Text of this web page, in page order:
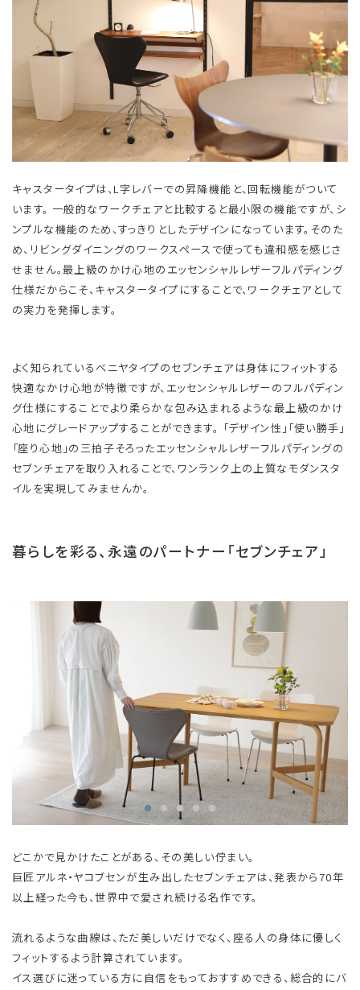
キャスタータイプは、L字レバーでの昇降機能と、回転機能がついて
います。 一般的なワークチェアと比較すると最小限の機能ですが、シ
ンプルな機能のため、すっきりとしたデザインになっています。そのた
め、リビングダイニングのワークスペースで使っても違和感を感じさ
せません。 ​​最上級のかけ心地のエッセンシャルレザーフルパディング
仕様だからこそ、キャスタータイプにすることで、ワークチェアとして
の実力を発揮します。
よく知られているベニヤタイプのセブンチェアは身体にフィットする
快適なかけ心地が特徴ですが、エッセンシャルレザーのフルパディン
グ仕様にすることでより柔らかな包み込まれるような最上級のかけ
心地にグレードアップすることができます。 「デザイン性」「使い勝手」
「座り心地」の三拍子そろったエッセンシャルレザーフルパディングの
セブンチェアを取り入れることで、ワンランク上の上質なモダンスタ
イルを実現してみませんか。
暮らしを彩る、永遠のパートナー「セブンチェア」
どこかで見かけたことがある、その美しい佇まい。
巨匠アルネ・ヤコブセンが生み出したセブンチェアは、発表から70年
以上経った今も、世界中で愛され続ける名作です。
流れるような曲線は、ただ美しいだけでなく、座る人の身体に優しく
フィットするよう計算されています。
イス選びに迷っている方に自信をもっておすすめできる、総合的にバ